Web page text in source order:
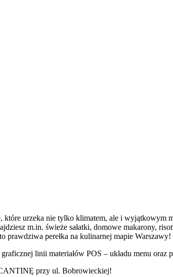
urzeka nie tylko klimatem, ale i wyjątkowym
m.in. świeże sałatki, domowe makarony,
perełka na kulinarnej mapie Warszawy!
linii materiałów POS – układu menu
CANTINĘ przy ul. Bobrowieckiej!